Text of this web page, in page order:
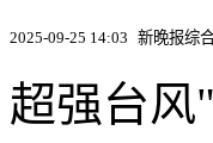
2025-09-25 14:03 新晚报综
超强台